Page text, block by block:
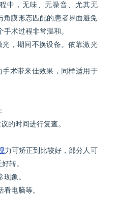
，无味、无噪音、尤其无
角膜形态匹配的患者界面避免
术过程非常温和。
，期间不换设备。依靠激光
术带来佳效果，同样适用于
时间进行复查。
力可矫正到比较好，部分人可
转。
象。
电脑等。